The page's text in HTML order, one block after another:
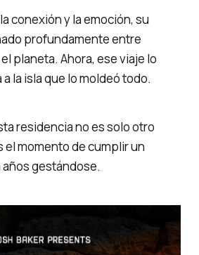
conexión y la emoción, su
profundamente entre
planeta. Ahora, ese viaje lo
la isla que lo moldeó todo.
residencia no es solo otro
el momento de cumplir un
gestándose.